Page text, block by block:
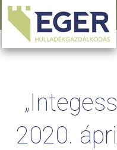
Szolgáltatások
Dokumentumtár
2020.